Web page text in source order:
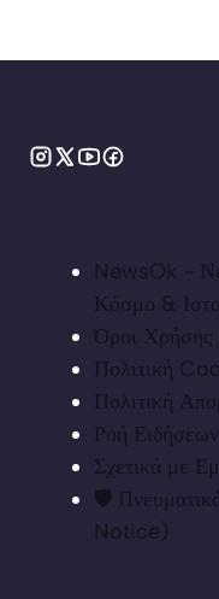
NewsOk -
Κόσμο &
Όροι Χρήσης
Πολιτική
Πολιτική
Ροή Ειδήσεων
Σχετικά με
🛡️
Notice)